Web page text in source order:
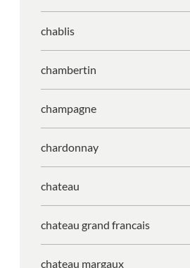
chablis
chambertin
champagne
chardonnay
chateau
chateau grand francais
chateau margaux